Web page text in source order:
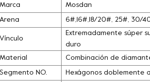
Marca Mosdan
Arena 6#,16#,18/20#, 25#, 30/
Vínculo
Extremadamente súper
duro
Material Combinación de
Segmento NO. Hexágonos doblemente